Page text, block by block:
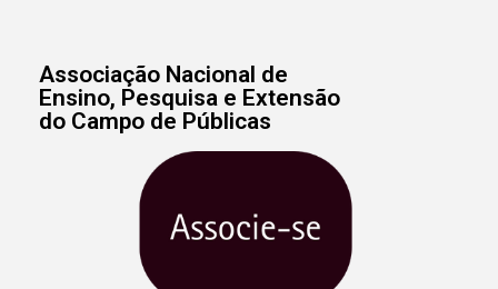
Associação Nacional de
Ensino, Pesquisa e Extensão
do Campo de Públicas